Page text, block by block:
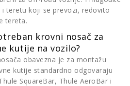
teretu koji se prevozi, redovito
tereta.
krovni nosač za
kutije na vozilo?
obavezna je za montažu
kutije standardno odgovaraju
SquareBar, Thule AeroBar i